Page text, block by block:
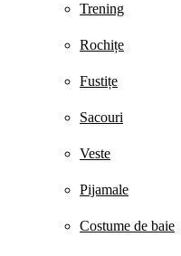
Trening
Rochițe
Fustițe
Sacouri
Veste
Pijamale
Costume de baie